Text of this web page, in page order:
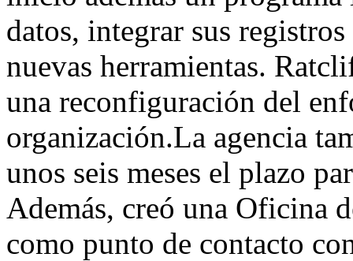
datos, integrar sus
nuevas herramientas.
una reconfiguración del
organización.La agencia
unos seis meses el plazo
Además, creó una Oficina
como punto de contacto